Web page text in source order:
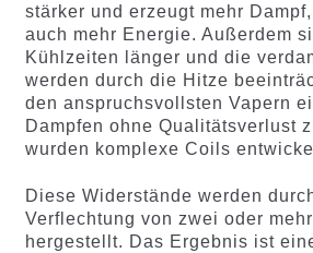
stärker und erzeugt mehr
auch mehr Energie. Außerdem
Kühlzeiten länger und die
werden durch die Hitze
den anspruchsvollsten Vapern
Dampfen ohne Qualitätsverlust
wurden komplexe Coils
Diese Widerstände werden
Verflechtung von zwei oder
hergestellt. Das Ergebnis ist